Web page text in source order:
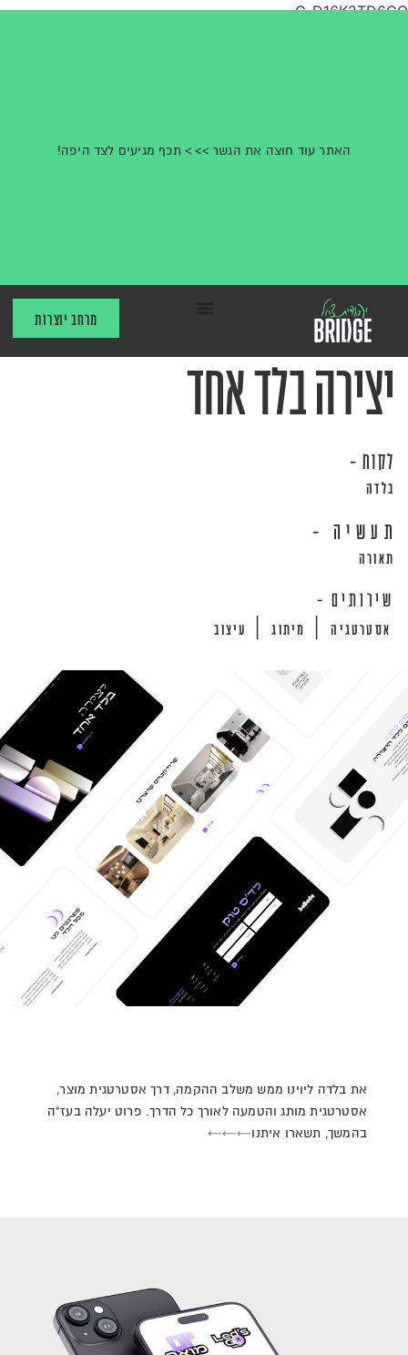
G-D16K2TD6CQ
האתר עוד חוצה את הגשר >> > תכף מגיעים לצד היפה!
מרחב יוצרות
יצירה בלד אחד
לקוח -
בלדה
תעשיה -
תאורה
שירותים -
אסטרטגיה
מיתוג עיצוב
את בלדה ליוינו ממש משלב ההקמה, דרך אסטרטגית מוצר,
אסטרטגית מותג והטמעה לאורך כל הדרך. פרוט יעלה בעז"ה
בהמשך, תשארו איתנו←←←